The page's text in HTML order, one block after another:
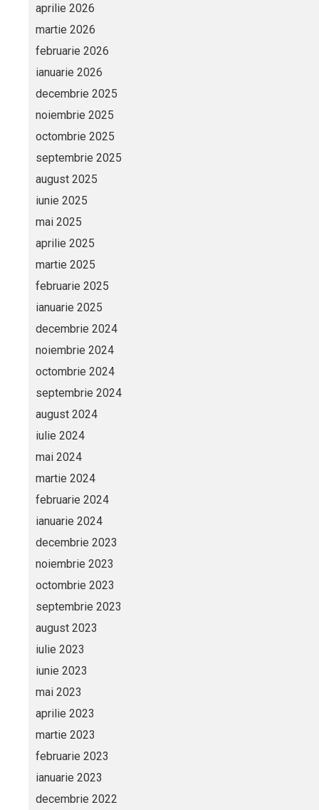
aprilie 2026
martie 2026
februarie 2026
ianuarie 2026
decembrie 2025
noiembrie 2025
octombrie 2025
septembrie 2025
august 2025
iunie 2025
mai 2025
aprilie 2025
martie 2025
februarie 2025
ianuarie 2025
decembrie 2024
noiembrie 2024
octombrie 2024
septembrie 2024
august 2024
iulie 2024
mai 2024
martie 2024
februarie 2024
ianuarie 2024
decembrie 2023
noiembrie 2023
octombrie 2023
septembrie 2023
august 2023
iulie 2023
iunie 2023
mai 2023
aprilie 2023
martie 2023
februarie 2023
ianuarie 2023
decembrie 2022